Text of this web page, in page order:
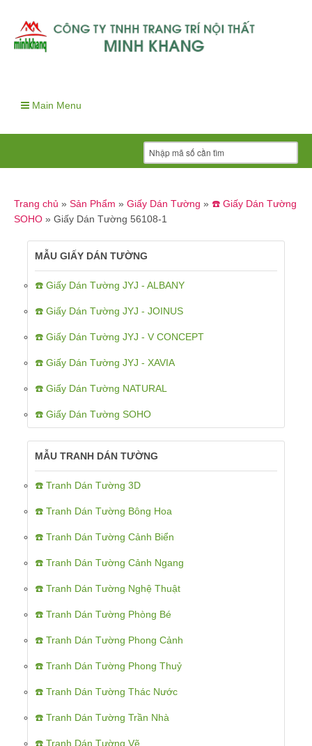
Main Menu
Trang chủ » Sản Phẩm » Giấy Dán Tường » ☎️ Giấy Dán Tường
SOHO » Giấy Dán Tường 56108-1
MẪU GIẤY DÁN TƯỜNG
☎️ Giấy Dán Tường JYJ - ALBANY
☎️ Giấy Dán Tường JYJ - JOINUS
☎️ Giấy Dán Tường JYJ - V CONCEPT
☎️ Giấy Dán Tường JYJ - XAVIA
☎️ Giấy Dán Tường NATURAL
☎️ Giấy Dán Tường SOHO
MẪU TRANH DÁN TƯỜNG
☎️ Tranh Dán Tường 3D
☎️ Tranh Dán Tường Bông Hoa
☎️ Tranh Dán Tường Cảnh Biển
☎️ Tranh Dán Tường Cảnh Ngang
☎️ Tranh Dán Tường Nghệ Thuật
☎️ Tranh Dán Tường Phòng Bé
☎️ Tranh Dán Tường Phong Cảnh
☎️ Tranh Dán Tường Phong Thuỷ
☎️ Tranh Dán Tường Thác Nước
☎️ Tranh Dán Tường Trần Nhà
☎️ Tranh Dán Tường Vẽ